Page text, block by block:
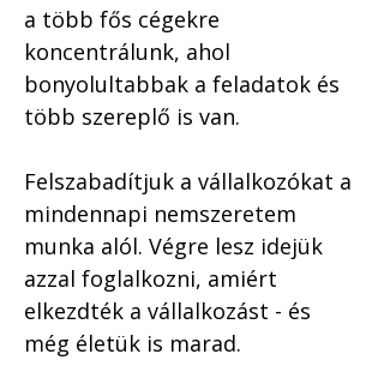
a több fős cégekre
koncentrálunk, ahol
bonyolultabbak a feladatok és
több szereplő is van.
Felszabadítjuk a vállalkozókat a
mindennapi nemszeretem
munka alól. Végre lesz idejük
azzal foglalkozni, amiért
elkezdték a vállalkozást - és
még életük is marad.